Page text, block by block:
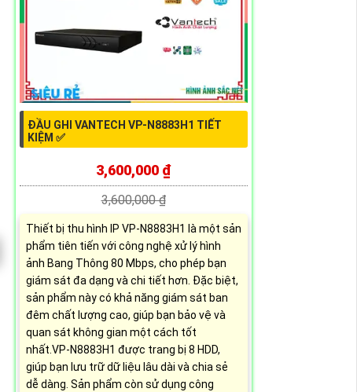
ĐẦU GHI VANTECH VP-N8883H1 TIẾT
KIỆM ✅
3,600,000 ₫
3,600,000 ₫
Thiết bị thu hình IP VP-N8883H1 là một sản
phẩm tiên tiến với công nghệ xử lý hình
ảnh Bang Thông 80 Mbps, cho phép bạn
giám sát đa dạng và chi tiết hơn. Đặc biệt,
sản phẩm này có khả năng giám sát ban
đêm chất lượng cao, giúp bạn bảo vệ và
quan sát không gian một cách tốt
nhất.VP-N8883H1 được trang bị 8 HDD,
giúp bạn lưu trữ dữ liệu lâu dài và chia sẻ
dễ dàng. Sản phẩm còn sử dụng công